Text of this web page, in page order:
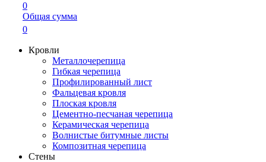
0
Общая сумма
0
Кровли
Металлочерепица
Гибкая черепица
Профилированный лист
Фальцевая кровля
Плоская кровля
Цементно-песчаная черепица
Керамическая черепица
Волнистые битумные листы
Композитная черепица
Стены